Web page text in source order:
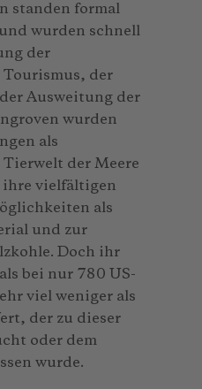
standen formal
wurden schnell
der
Tourismus, der
Ausweitung der
wurden
als
der Meere
ihre vielfältigen
als
und zur
Doch ihr
bei nur 780 US-
viel weniger als
der zu dieser
oder dem
wurde.